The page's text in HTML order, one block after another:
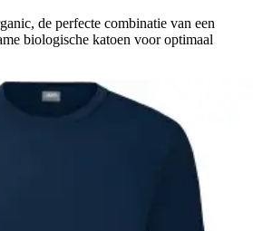
de perfecte combinatie van een
biologische katoen voor optimaal